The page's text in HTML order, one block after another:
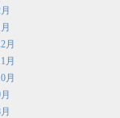
月
月
月